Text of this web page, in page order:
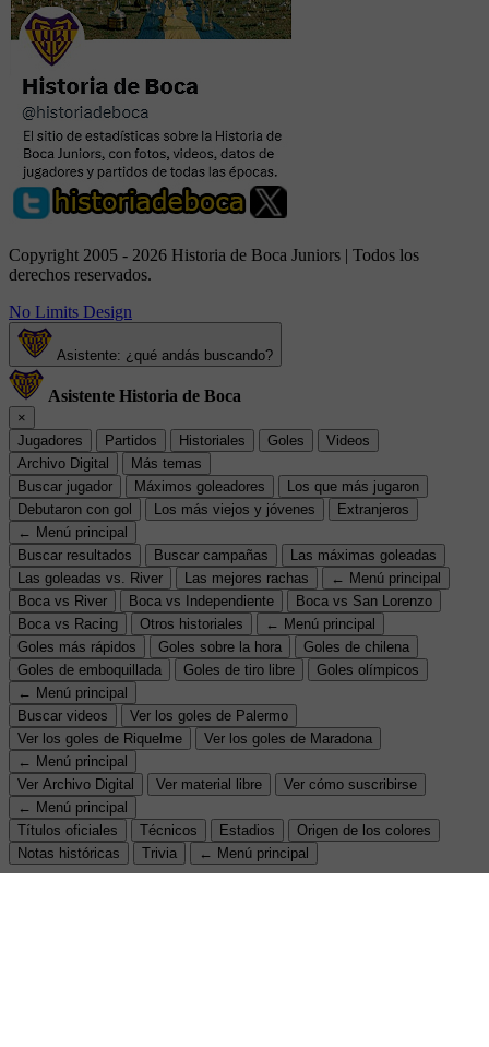
Copyright 2005 - 2026 Historia de Boca Juniors | Todos los
derechos reservados.
No Limits Design
Asistente: ¿qué andás buscando?
Asistente Historia de Boca
×
Jugadores
Partidos Historiales Goles
Videos
Archivo Digital
Más temas
Buscar jugador
Máximos goleadores
Los que más jugaron
Debutaron con gol
Los más viejos y jóvenes
Extranjeros
← Menú principal
Buscar resultados
Buscar campañas
Las máximas goleadas
Las goleadas vs. River
Las mejores rachas
← Menú principal
Boca vs River
Boca vs Independiente
Boca vs San Lorenzo
Boca vs Racing
Otros historiales
← Menú principal
Goles más rápidos
Goles sobre la hora
Goles de chilena
Goles de emboquillada
Goles de tiro libre
Goles olímpicos
← Menú principal
Buscar videos
Ver los goles de Palermo
Ver los goles de Riquelme
Ver los goles de Maradona
← Menú principal
Ver Archivo Digital
Ver material libre
Ver cómo suscribirse
← Menú principal
Títulos oficiales
Técnicos Estadios
Origen de los colores
Notas históricas
Trivia ← Menú principal